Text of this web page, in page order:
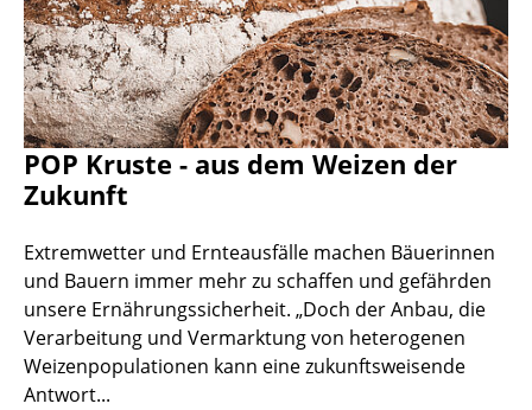
POP Kruste - aus dem Weizen der
Zukunft
Extremwetter und Ernteausfälle machen Bäuerinnen
und Bauern immer mehr zu schaffen und gefährden
unsere Ernährungssicherheit. „Doch der Anbau, die
Verarbeitung und Vermarktung von heterogenen
Weizenpopulationen kann eine zukunftsweisende
Antwort...